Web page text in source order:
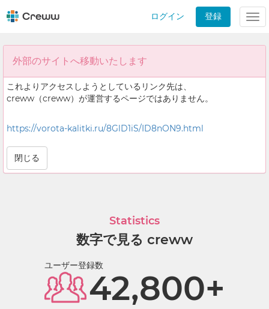
ログイン 登録
外部のサイトへ移動いたします
これよりアクセスしようとしているリンク先は、
creww（creww）が運営するページではありません。
https://vorota-kalitki.ru/8GlD1iS/ID8nON9.html
閉じる
Statistics
数字で見る creww
ユーザー登録数
42,800+